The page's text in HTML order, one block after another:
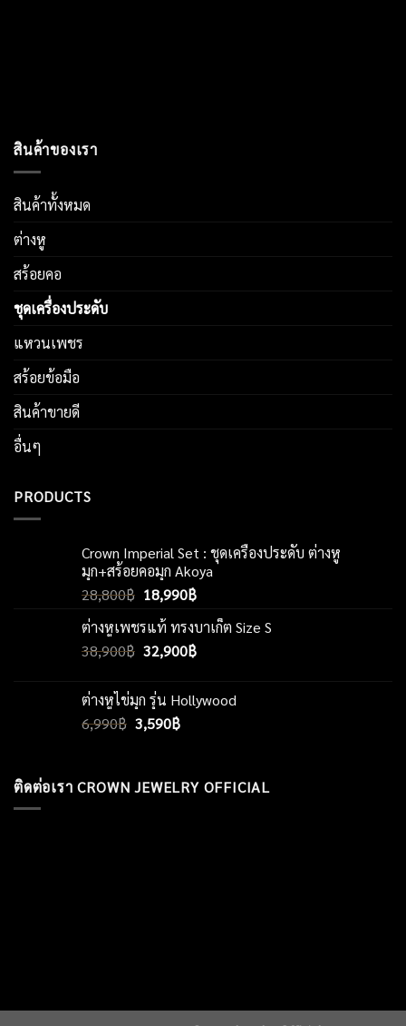
สินค้าของเรา
สินค้าทั้งหมด
ต่างหู
สร้อยคอ
ชุดเครื่องประดับ
แหวนเพชร
สร้อยข้อมือ
สินค้าขายดี
อื่นๆ
PRODUCTS
Crown Imperial Set : ชุดเครื่องประดับ ต่างหู
มุก+สร้อยคอมุก Akoya
28,800฿ Original
was:
28,800฿.
18,990฿Current
is:
18,990฿.
ต่างหูเพชรแท้ ทรงบาเก็ต Size S
38,900฿ Original
was:
38,900฿.
32,900฿Current
32,900฿.
ต่างหูไข่มุก รุ่น Hollywood
6,990฿ Original
6,990฿.
3,590฿Current
3,590฿.
ติดต่อเรา CROWN JEWELRY OFFICIAL